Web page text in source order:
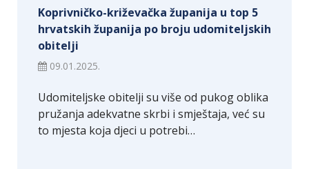
Koprivničko-križevačka županija u top 5
hrvatskih županija po broju udomiteljskih
obitelji
09.01.2025.
Udomiteljske obitelji su više od pukog oblika
pružanja adekvatne skrbi i smještaja, već su
to mjesta koja djeci u potrebi…